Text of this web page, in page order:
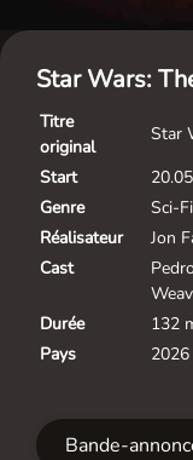
Star Wars:
Titre
original
Star
Start
Genre
Sci-
Réalisateur
Jon
Cast
Durée
132
Pays
2026
Bande-